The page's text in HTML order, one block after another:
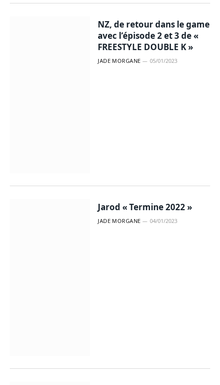
NZ, de retour dans le game
avec l’épisode 2 et 3 de «
FREESTYLE DOUBLE K »
JADE MORGANE 05/01/2023
Jarod « Termine 2022 »
JADE MORGANE 04/01/2023